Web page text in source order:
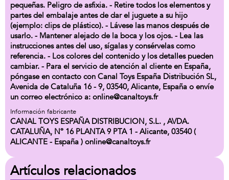
pequeñas. Peligro de asfixia. - Retire todos los elementos y
partes del embalaje antes de dar el juguete a su hijo
(ejemplo: clips de plástico). - Lávese las manos después de
usarlo. - Mantener alejado de la boca y los ojos. - Lea las
instrucciones antes del uso, sígalas y consérvelas como
referencia. - Los colores del contenido y los detalles pueden
cambiar. - Para el servicio de atención al cliente en España,
póngase en contacto con Canal Toys España Distribución SL,
Avenida de Cataluña 16 - 9, 03540, Alicante, España o envíe
un correo electrónico a: online@canaltoys.fr
Información fabricante
CANAL TOYS ESPAÑA DISTRIBUCION, S.L. , AVDA.
CATALUÑA, Nº 16 PLANTA 9 PTA 1 - Alicante, 03540 (
ALICANTE - España ) online@canaltoys.fr
Artículos relacionados